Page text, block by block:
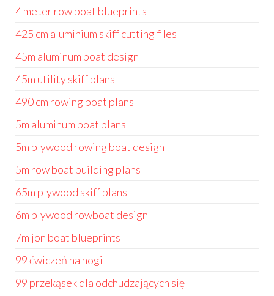
4 meter row boat blueprints
425 cm aluminium skiff cutting files
45m aluminum boat design
45m utility skiff plans
490 cm rowing boat plans
5m aluminum boat plans
5m plywood rowing boat design
5m row boat building plans
65m plywood skiff plans
6m plywood rowboat design
7m jon boat blueprints
99 ćwiczeń na nogi
99 przekąsek dla odchudzających się